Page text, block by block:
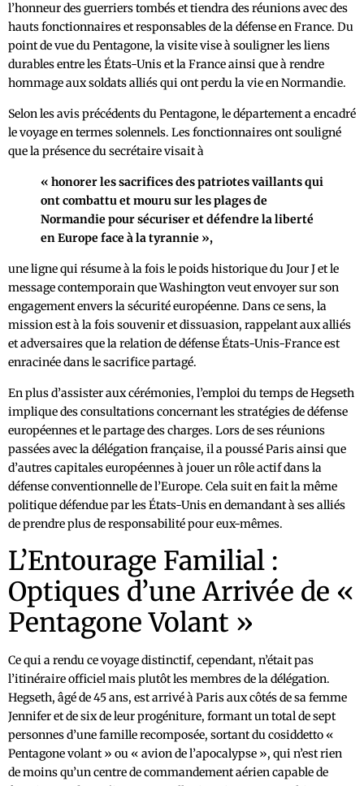
l’honneur des guerriers tombés et tiendra des réunions avec des
hauts fonctionnaires et responsables de la défense en France. Du
point de vue du Pentagone, la visite vise à souligner les liens
durables entre les États-Unis et la France ainsi que à rendre
hommage aux soldats alliés qui ont perdu la vie en Normandie.
Selon les avis précédents du Pentagone, le département a encadré
le voyage en termes solennels. Les fonctionnaires ont souligné
que la présence du secrétaire visait à
« honorer les sacrifices des patriotes vaillants qui
ont combattu et mouru sur les plages de
Normandie pour sécuriser et défendre la liberté
en Europe face à la tyrannie »,
une ligne qui résume à la fois le poids historique du Jour J et le
message contemporain que Washington veut envoyer sur son
engagement envers la sécurité européenne. Dans ce sens, la
mission est à la fois souvenir et dissuasion, rappelant aux alliés
et adversaires que la relation de défense États-Unis-France est
enracinée dans le sacrifice partagé.
En plus d’assister aux cérémonies, l’emploi du temps de Hegseth
implique des consultations concernant les stratégies de défense
européennes et le partage des charges. Lors de ses réunions
passées avec la délégation française, il a poussé Paris ainsi que
d’autres capitales européennes à jouer un rôle actif dans la
défense conventionnelle de l’Europe. Cela suit en fait la même
politique défendue par les États-Unis en demandant à ses alliés
de prendre plus de responsabilité pour eux-mêmes.
L’Entourage Familial :
Optiques d’une Arrivée de «
Pentagone Volant »
Ce qui a rendu ce voyage distinctif, cependant, n’était pas
l’itinéraire officiel mais plutôt les membres de la délégation.
Hegseth, âgé de 45 ans, est arrivé à Paris aux côtés de sa femme
Jennifer et de six de leur progéniture, formant un total de sept
personnes d’une famille recomposée, sortant du cosiddetto «
Pentagone volant » ou « avion de l’apocalypse », qui n’est rien
de moins qu’un centre de commandement aérien capable de